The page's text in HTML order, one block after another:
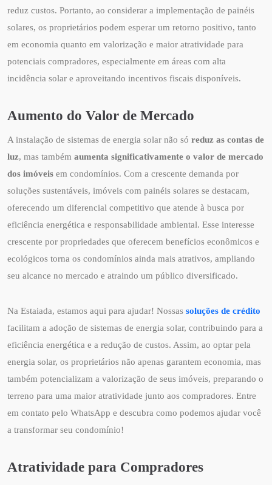
reduz custos. Portanto, ao considerar a implementação de painéis
solares, os proprietários podem esperar um retorno positivo, tanto
em economia quanto em valorização e maior atratividade para
potenciais compradores, especialmente em áreas com alta
incidência solar e aproveitando incentivos fiscais disponíveis.
Aumento do Valor de Mercado
A instalação de sistemas de energia solar não só reduz as contas de
luz, mas também aumenta significativamente o valor de mercado
dos imóveis em condomínios. Com a crescente demanda por
soluções sustentáveis, imóveis com painéis solares se destacam,
oferecendo um diferencial competitivo que atende à busca por
eficiência energética e responsabilidade ambiental. Esse interesse
crescente por propriedades que oferecem benefícios econômicos e
ecológicos torna os condomínios ainda mais atrativos, ampliando
seu alcance no mercado e atraindo um público diversificado.
Na Estaiada, estamos aqui para ajudar! Nossas soluções de crédito
facilitam a adoção de sistemas de energia solar, contribuindo para a
eficiência energética e a redução de custos. Assim, ao optar pela
energia solar, os proprietários não apenas garantem economia, mas
também potencializam a valorização de seus imóveis, preparando o
terreno para uma maior atratividade junto aos compradores. Entre
em contato pelo WhatsApp e descubra como podemos ajudar você
a transformar seu condomínio!
Atratividade para Compradores